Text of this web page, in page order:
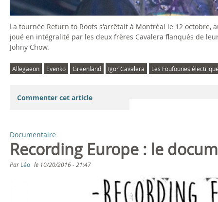
La tournée Return to Roots s'arrêtait à Montréal le 12 octobre,
joué en intégralité par les deux frères Cavalera flanqués de
Johny Chow.
Allegaeon Evenko Greenland Igor Cavalera Les Foufounes
Commenter cet article
Documentaire
Recording Europe : le
Par Léo le 10/20/2016 - 21:47